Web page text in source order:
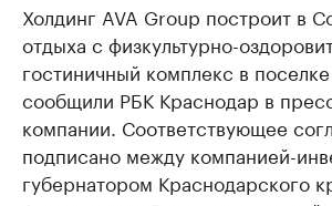
Холдинг AVA Group построит в
отдыха с физкультурно-
гостиничный комплекс в поселке
сообщили РБК Краснодар в
компании. Соответствующее
подписано между компанией-
губернатором Краснодарского